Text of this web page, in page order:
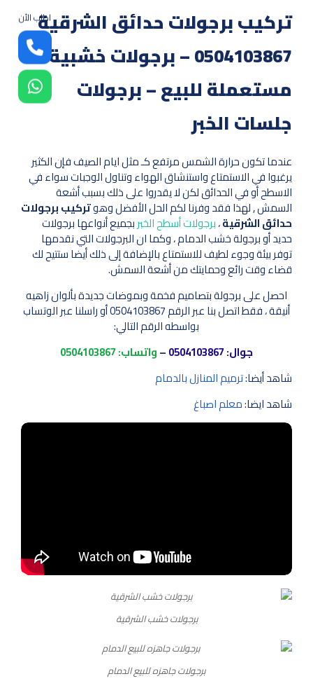
تركيب برجولات حدائق الشرقية
0504103867 – برجولات خشبية
مستعملة للبيع – برجولات
جلسات الخبر
عندما تكون حرارة الشمس مرتفع كـ مثل ايام الصيف فإن الكثير
يرغبوا في الاستمتاع واستنشاق الهواء وتناول الوجبات سواء في
الاسطح أو في الحدائق لكن لا يقدروا على ذلك بسبب أشعة
السمش , لهذا فقد وفرنا لكم الحل الأفضل وهوتركيب برجولات
حدائق الشرقية،برجولات أسطح الخبربجميع أنواعها برجولات
حديد أو برجولة خشب الدمام ، وكما ان البرجولات التي نقدمها
توفر بيئة وجوء لطيف للاستمتاع بالإضافة إلى ذلك أيضا ستتيح لك
قضاء وقت رائع وحمايتك من أشعة السمش.
احصل على برجولة بتصاميم فخمة وبموضات جديدة بألوان زاهيه
أنيقة ، فقط اتصل بنا عبر الرقم 0504103867 أو راسلنا عبر الوتساب
بواسطه الرقم التالي:
جوال:0504103867
–واتساب:0504103867
شاهد أيضا:ترميم المنازل بالدمام
شاهد ايضا:معلم اصباغ
برجولات خشب الشرقية
برجولات جاهزه للبيع الدمام
اطلب الأن